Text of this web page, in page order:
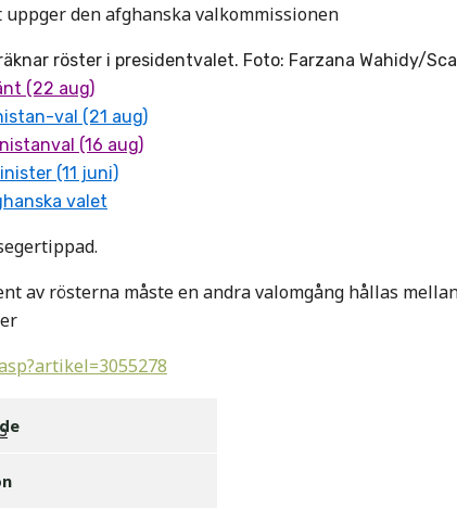
den afghanska valkommissionen
(22 aug)
val (21 aug)
(16 aug)
(11 juni)
valet
av rösterna måste en andra valomgång hållas